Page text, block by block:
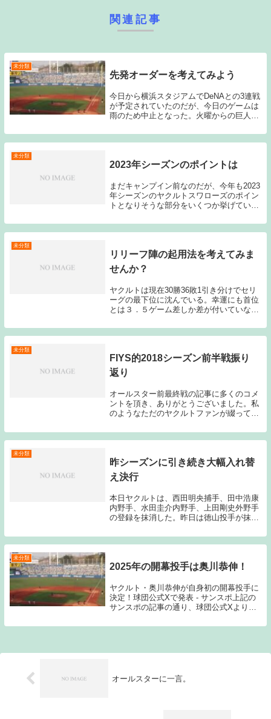
関連記事
未分類
先発オーダーを考えてみよう
今日から横浜スタジアムでDeNAとの3連戦
が予定されていたのだが、今日のゲームは
雨のため中止となった。火曜からの巨人と
17勝21敗1引き分けの借金４で首位阪神と7
ゲーム差の5位となっている。開幕5連勝
未分類
2023年シーズンのポイントは
まだキャンプイン前なのだが、今年も2023
年シーズンのヤクルトスワローズのポイン
トとなりそうな部分をいくつか挙げていき
いう簡単ではない目標を達成するためにど
のようなことが必要になってくるのだろう
未分類
リリーフ陣の起用法を考えてみま
せんか？
ヤクルトは現在30勝36敗1引き分けでセリ
ーグの最下位に沈んでいる。幸運にも首位
とは３．５ゲーム差しか差が付いていない
今後どうやって戦っていくことが必要にな
って来るのだろうか？バレンティン、ミレ
未分類
FIYS的2018シーズン前半戦振り
返り
オールスター前最終戦の記事に多くのコメ
ントを頂き、ありがとうございました。私
のようなただのヤクルトファンが綴ってい
方々がいるんだなと感じる事が出来、嬉し
い気持ちでいっぱいです。ブログ記事の更
未分類
昨シーズンに引き続き大幅入れ替
え決行
本日ヤクルトは、西田明央捕手、田中浩康
内野手、水田圭介内野手、上田剛史外野手
の登録を抹消した。昨日は徳山投手が抹消
とした。昨シーズンも交流戦の大型連敗真
っ只中に４人の選手の入れ替えを決行して
未分類
2025年の開幕投手は奥川恭伸！
ヤクルト・奥川恭伸が自身初の開幕投手に
決定！球団公式Xで発表 - サンスポ上記の
サンスポの記事の通り、球団公式Xより、
とが発表された。私自身は、開幕投手に奥
オールスターに一言。